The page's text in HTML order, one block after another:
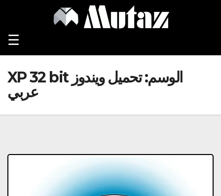
☰
الوسم:
تحميل ويندوز XP 32 bit
عربي